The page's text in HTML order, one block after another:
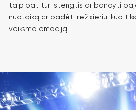
taip pat turi stengtis ar bandyti
nuotaiką ar padėti režisieriui kuo
veiksmo emociją.